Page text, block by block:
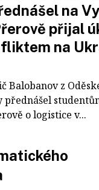
na
přijal
na
Balobanov z
o logistice v...